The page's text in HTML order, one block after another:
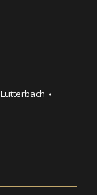
Lutterbach